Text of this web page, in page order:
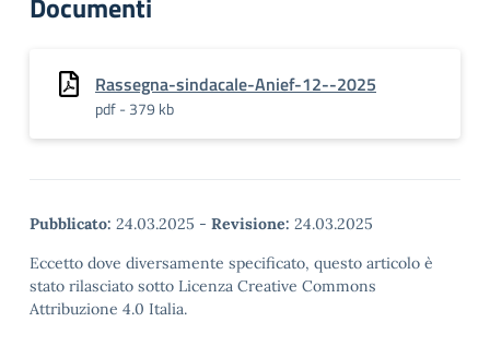
Rassegna-sindacale-Anief-12--2025
pdf - 379 kb
Pubblicato: 24.03.2025 - Revisione: 24.03.2025
Eccetto dove diversamente specificato, questo articolo è
stato rilasciato sotto Licenza Creative Commons
Attribuzione 4.0 Italia.